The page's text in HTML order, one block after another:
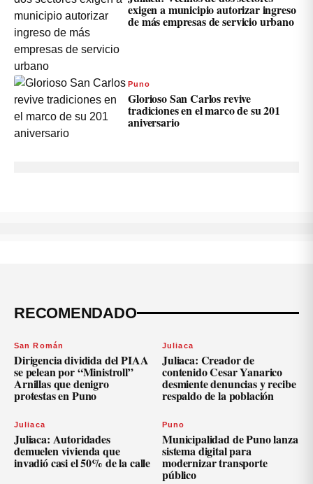
exigen a municipio autorizar ingreso
de más empresas de servicio urbano
Puno
Glorioso San Carlos revive
tradiciones en el marco de su 201
aniversario
RECOMENDADO
San Román
Dirigencia dividida del PIAA
se pelean por “Ministroll”
Arnillas que denigro
protestas en Puno
Juliaca
Juliaca: Creador de
contenido Cesar Yanarico
desmiente denuncias y recibe
respaldo de la población
Juliaca
Juliaca: Autoridades
demuelen vivienda que
invadió casi el 50% de la calle
Puno
Municipalidad de Puno lanza
sistema digital para
modernizar transporte
público